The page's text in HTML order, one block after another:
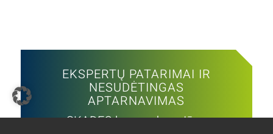
EKSPERTŲ PATARIMAI IR
NESUDĖTINGAS
APTARNAVIMAS
SKADEC komanda – Jūsų